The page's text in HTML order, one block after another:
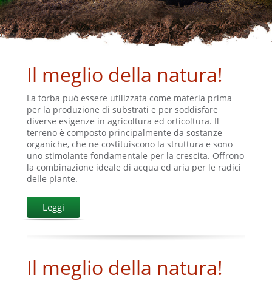
Il meglio della natura!
La torba può essere utilizzata come materia prima
per la produzione di substrati e per soddisfare
diverse esigenze in agricoltura ed orticoltura. Il
terreno è composto principalmente da sostanze
organiche, che ne costituiscono la struttura e sono
uno stimolante fondamentale per la crescita. Offrono
la combinazione ideale di acqua ed aria per le radici
delle piante.
Leggi
Il meglio della natura!